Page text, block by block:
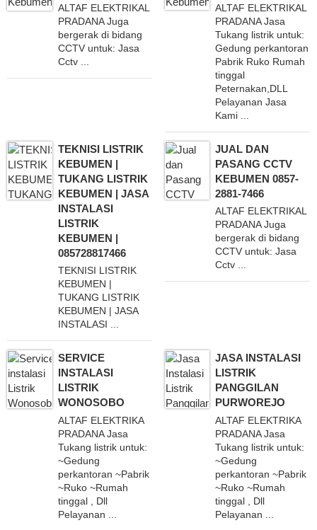
ALTAF ELEKTRIKAL
PRADANA Juga
bergerak di bidang
CCTV untuk: Jasa
Cctv ...
ALTAF ELEKTRIKAL
PRADANA Jasa
Tukang listrik untuk:
Gedung perkantoran
Pabrik Ruko Rumah
tinggal
Peternakan,DLL
Pelayanan Jasa
Kami ...
TEKNISI LISTRIK
KEBUMEN |
TUKANG LISTRIK
KEBUMEN | JASA
INSTALASI
LISTRIK
KEBUMEN |
085728817466
TEKNISI LISTRIK
KEBUMEN |
TUKANG LISTRIK
KEBUMEN | JASA
INSTALASI ...
JUAL DAN
PASANG CCTV
KEBUMEN 0857-
2881-7466
ALTAF ELEKTRIKAL
PRADANA Juga
bergerak di bidang
CCTV untuk: Jasa
Cctv ...
SERVICE
INSTALASI
LISTRIK
WONOSOBO
ALTAF ELEKTRIKA
PRADANA Jasa
Tukang listrik untuk:
~Gedung
perkantoran ~Pabrik
~Ruko ~Rumah
tinggal , Dll
Pelayanan ...
JASA INSTALASI
LISTRIK
PANGGILAN
PURWOREJO
ALTAF ELEKTRIKA
PRADANA Jasa
Tukang listrik untuk:
~Gedung
perkantoran ~Pabrik
~Ruko ~Rumah
tinggal , Dll
Pelayanan ...